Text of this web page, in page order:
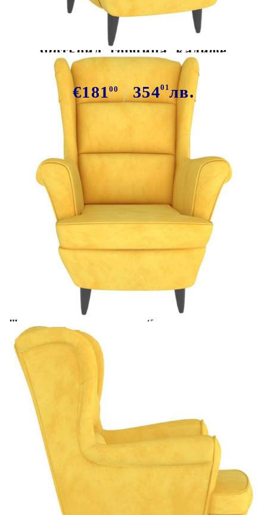
Фотьойл, горчица, кадифе
€18100 35401лв.
Безплатна доставка до адрес при плащане по банков път
Горчица жълто
Кадифе (100% полиестер),
8720286072271
71 x 92 x 91 см (Ш x Д x В)
Височина на седалката от земята:
Дълбочина на седалката:
Ширина на седалката:
45 см
Височина на подлакътника от
земята:
Необходимо сглобяване:
Височина на подлакътника от
седалката:
Купи на изплащане
Credit calculator
Фотьойл, горчица, кадифе
Please select credit institution
Цена на продукта:
Extraction of information from credit institutions
Предоставената таблица е с информационна цел.
Добавете продукта в количката си с бутона "Добави в
количката" и при поръчка ще можете да изберете броя
вноски на кредита.